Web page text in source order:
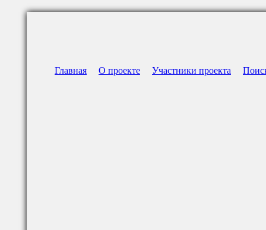
Главная О проекте Участники проекта